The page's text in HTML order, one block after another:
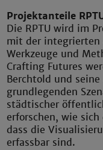
Projektanteile
Die RPTU wird im
mit der integrierten
Werkzeuge und
Crafting Futures
Berchtold und
grundlegenden
städtischer
erforschen, wie
dass die
erfassbar sind.